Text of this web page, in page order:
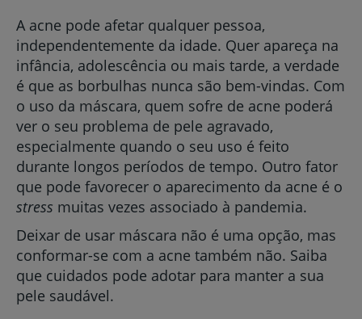
A acne pode afetar qualquer pessoa,
independentemente da idade. Quer apareça na
infância, adolescência ou mais tarde, a verdade
é que as borbulhas nunca são bem-vindas. Com
o uso da máscara, quem sofre de acne poderá
ver o seu problema de pele agravado,
especialmente quando o seu uso é feito
durante longos períodos de tempo. Outro fator
que pode favorecer o aparecimento da acne é o
stress muitas vezes associado à pandemia.
Deixar de usar máscara não é uma opção, mas
conformar-se com a acne também não. Saiba
que cuidados pode adotar para manter a sua
pele saudável.